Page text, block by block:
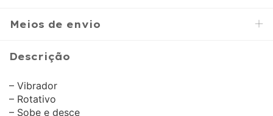
Meios de envio
Descrição
– Vibrador
– Rotativo
– Sobe e desce